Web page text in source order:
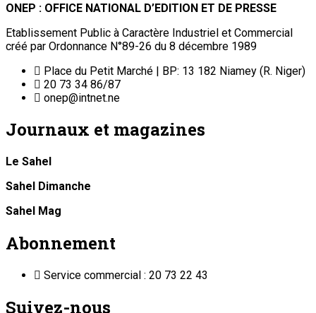
ONEP : OFFICE NATIONAL D’EDITION ET DE PRESSE
Etablissement Public à Caractère Industriel et Commercial
créé par Ordonnance N°89-26 du 8 décembre 1989
Place du Petit Marché | BP: 13 182 Niamey (R. Niger)
20 73 34 86/87
onep@intnet.ne
Journaux et magazines
Le Sahel
Sahel Dimanche
Sahel Mag
Abonnement
Service commercial : 20 73 22 43
Suivez-nous